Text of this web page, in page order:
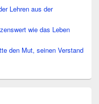
Lehren aus der
wie das Leben
den Mut, seinen Verstand